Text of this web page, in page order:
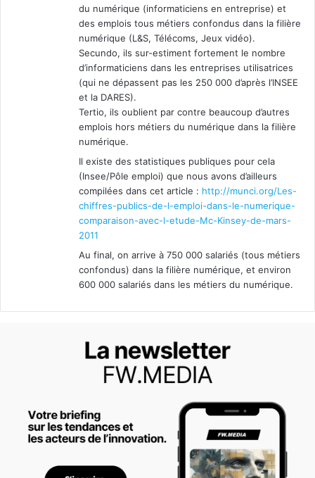
du numérique (informaticiens en entreprise) et
des emplois tous métiers confondus dans la filière
numérique (L&S, Télécoms, Jeux vidéo).
Secundo, ils sur-estiment fortement le nombre
d’informaticiens dans les entreprises utilisatrices
(qui ne dépassent pas les 250 000 d’après l’INSEE
et la DARES).
Tertio, ils oublient par contre beaucoup d’autres
emplois hors métiers du numérique dans la filière
numérique.
Il existe des statistiques publiques pour cela
(Insee/Pôle emploi) que nous avons d’ailleurs
compilées dans cet article : http://munci.org/Les-
chiffres-publics-de-l-emploi-dans-le-numerique-
comparaison-avec-l-etude-Mc-Kinsey-de-mars-
2011
Au final, on arrive à 750 000 salariés (tous métiers
confondus) dans la filière numérique, et environ
600 000 salariés dans les métiers du numérique.